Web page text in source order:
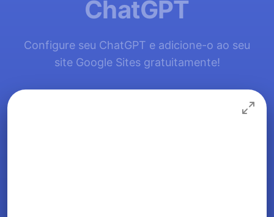
ChatGPT
Configure seu ChatGPT e adicione-o ao seu
site Google Sites gratuitamente!